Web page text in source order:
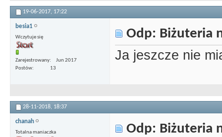
19-06-2017, 17:22
besia1
Wczytuje się
Zarejestrowany
Jun 2017
Postów
13
Odp: Biżuteria
Ja jeszcze nie
28-11-2018, 18:37
chanah
Totalna maniaczka Odp: Biżuteria